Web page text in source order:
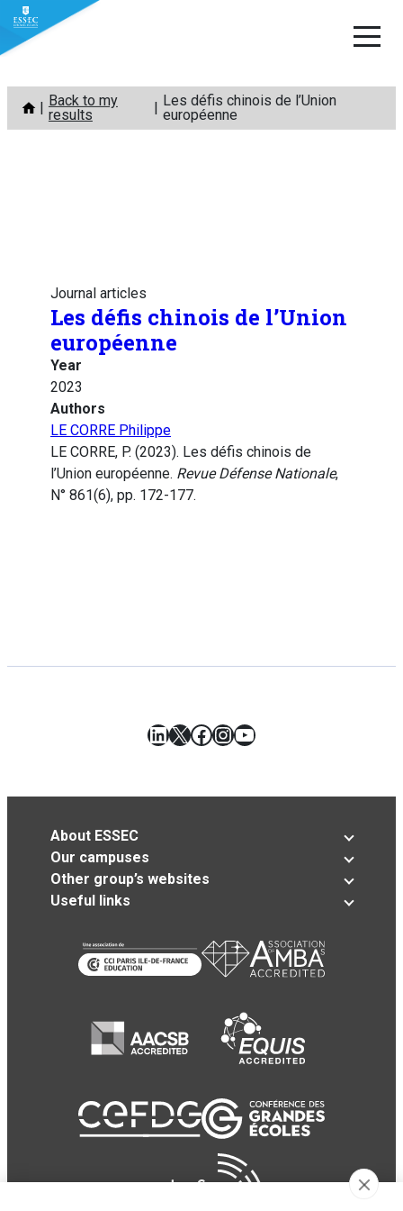
Skip
content
Back to my
results
Les défis chinois de l’Union
européenne
Journal articles
Les défis chinois de l’Union
européenne
Year
2023
Authors
LE CORRE Philippe
LE CORRE, P. (2023). Les défis chinois de
l’Union européenne. Revue Défense Nationale,
N° 861(6), pp. 172-177.
LinkedIn
X Facebook
Instagram
YouTube
About ESSEC
Our campuses
Other group’s websites
Useful links